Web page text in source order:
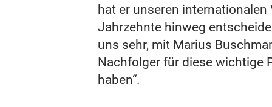
hat er unseren internationalen
Jahrzehnte hinweg
uns sehr, mit Marius
Nachfolger für diese wichtige
haben“.